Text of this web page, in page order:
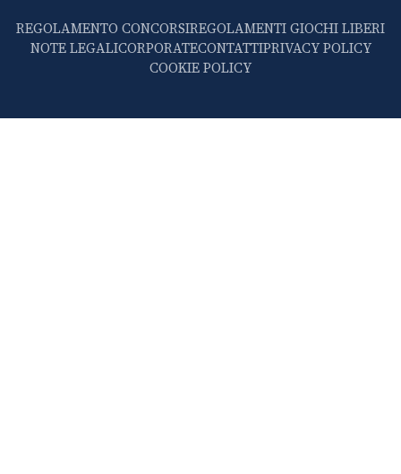
REGOLAMENTO CONCORSIREGOLAMENTI GIOCHI LIBERI
NOTE LEGALICORPORATECONTATTIPRIVACY POLICY
COOKIE POLICY